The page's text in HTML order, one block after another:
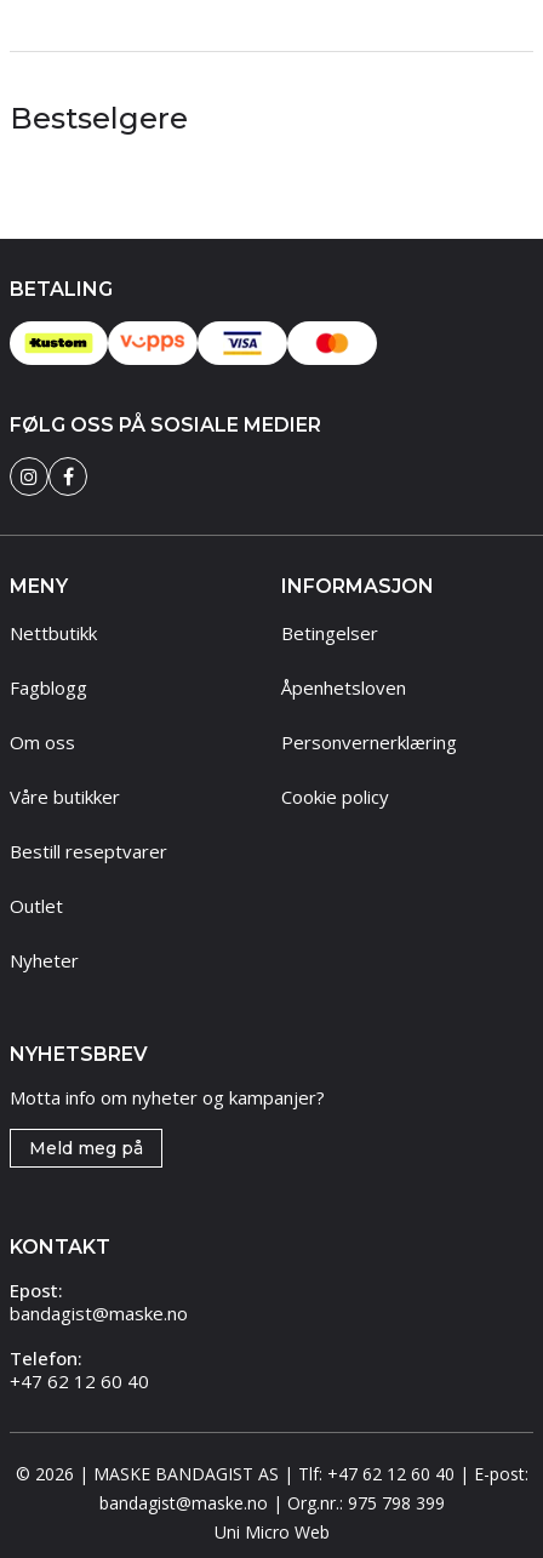
Bestselgere
BETALING
FØLG OSS PÅ SOSIALE MEDIER
MENY
Nettbutikk
Fagblogg
Om oss
Våre butikker
Bestill reseptvarer
Outlet
Nyheter
INFORMASJON
Betingelser
Åpenhetsloven
Personvernerklæring
Cookie policy
NYHETSBREV
Motta info om nyheter og kampanjer?
Meld meg på
KONTAKT
Epost:
bandagist@maske.no
Telefon:
+47 62 12 60 40
© 2026 | MASKE BANDAGIST AS | Tlf: +47 62 12 60 40 | E-post:
bandagist@maske.no | Org.nr.: 975 798 399
Uni Micro Web